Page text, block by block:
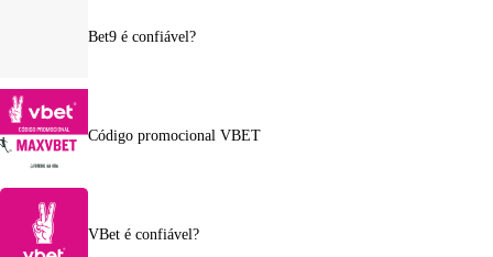
Bet9 é confiável?
Código promocional VBET
VBet é confiável?